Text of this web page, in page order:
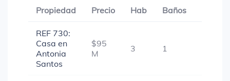
Propiedad
Precio Hab Baños
REF 730:
Casa en
Antonia
Santos
$95
M
3 1